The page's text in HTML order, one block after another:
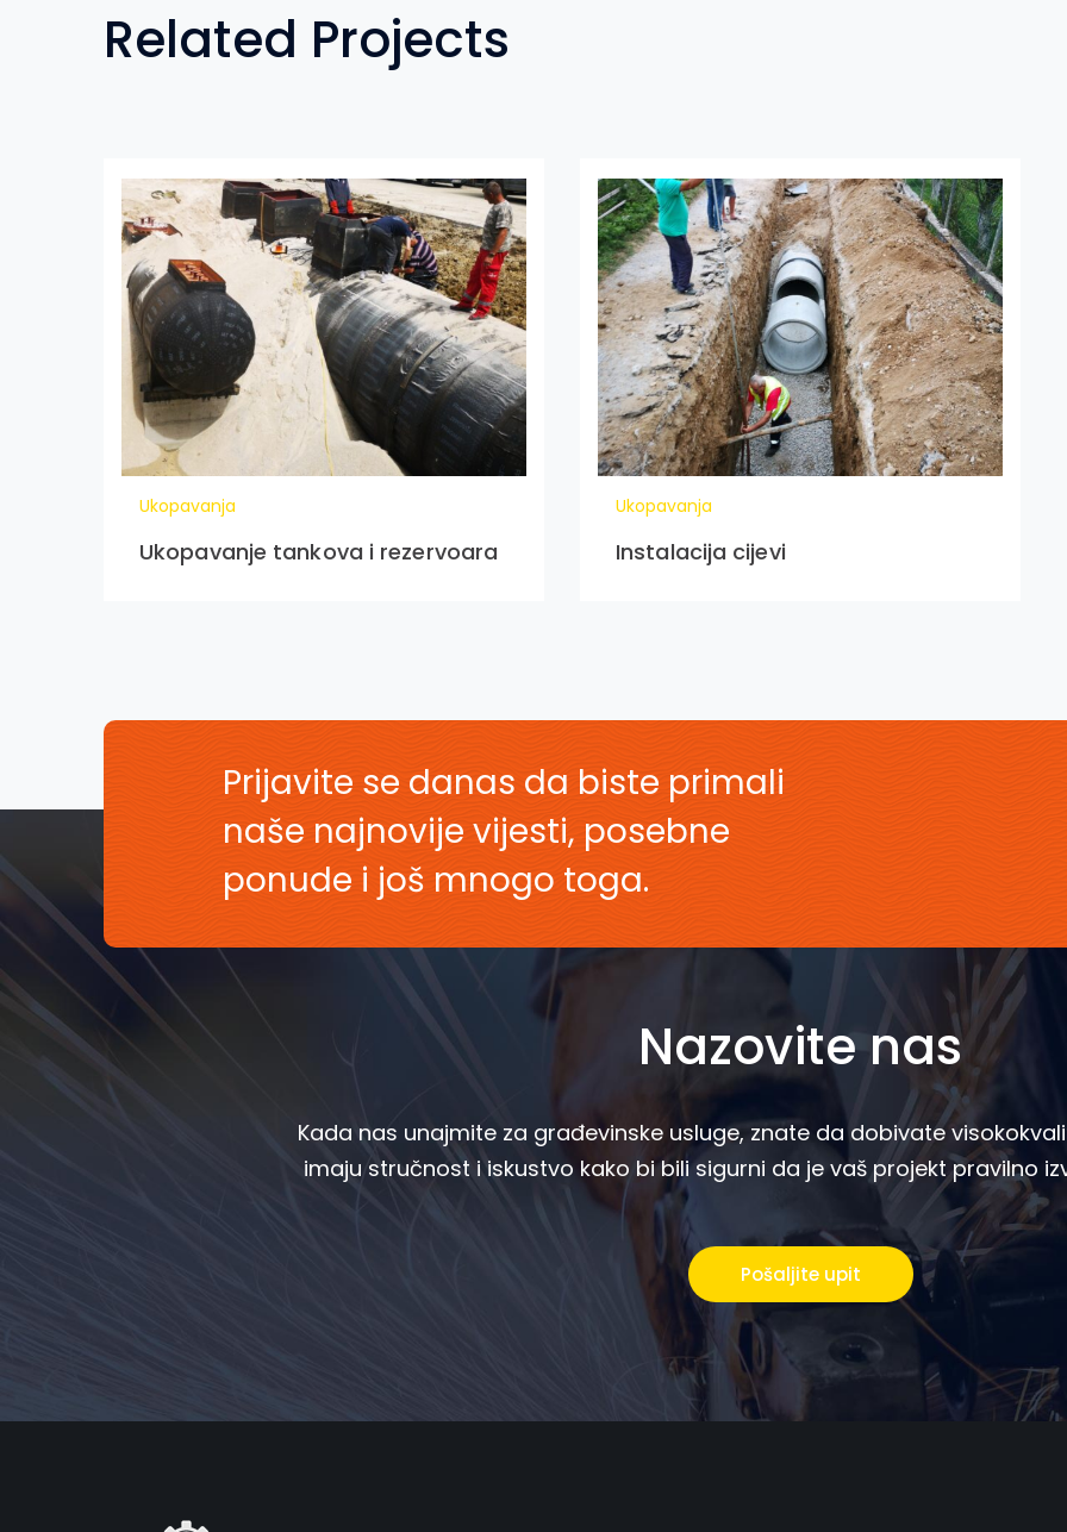
Related Projects
Ukopavanja
Ukopavanje tankova i rezervoara
Ukopavanja
Instalacija cijevi
Prijavite se danas da biste primali
naše najnovije vijesti, posebne
ponude i još mnogo toga.
Nazovite nas
Kada nas unajmite za građevinske usluge, znate da dobivate
imaju stručnost i iskustvo kako bi bili sigurni da je vaš projekt pravilno
Pošaljite upit